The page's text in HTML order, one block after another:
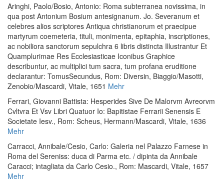
Aringhi, Paolo/Bosio, Antonio: Roma subterranea novissima, in
qua post Antonium Bosium antesignanum. Jo. Severanum et
celebres alios scriptores Antiqua christianorum et praecipue
martyrum coemeteria, tituli, monimenta, epitaphia, inscriptiones,
ac nobiliora sanctorum sepulchra 6 libris distincta Illustrantur Et
Quamplurimae Res Ecclesiasticae Iconibus Graphice
describuntur, ac multiplici tum sacra, tum profana eruditione
declarantur: TomusSecundus, Rom: Diversin, Biaggio/Masotti,
Zenobio/Mascardi, Vitale, 1651 Mehr
Ferrari, Giovanni Battista: Hesperides Sive De Malorvm Avreorvm
Cvltvra Et Vsv Libri Quatuor Io: Bapitistae Ferrarii Senensis E
Societate Iesv., Rom: Scheus, Hermann/Mascardi, Vitale, 1636
Mehr
Carracci, Annibale/Cesio, Carlo: Galeria nel Palazzo Farnese in
Roma del Sereniss: duca di Parma etc. / dipinta da Annibale
Caracci; intagliata da Carlo Cesio., Rom: Mascardi, Vitale, 1657
Mehr